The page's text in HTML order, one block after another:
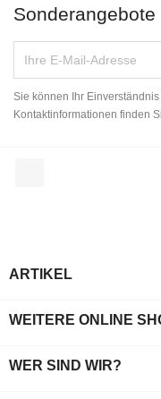
Sonderangebote
Sie können Ihr
Kontaktinformationen finden
ARTIKEL
WEITERE ONLINE
WER SIND WIR?